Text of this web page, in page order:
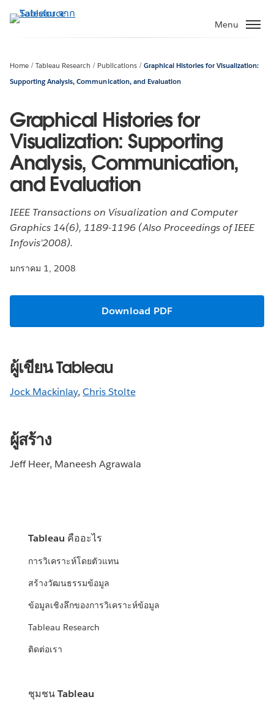
ไป
หลัก
Menu
Home Tableau Research Publications
Graphical Histories for Visualization:
Supporting Analysis, Communication, and Evaluation
Graphical Histories for
Visualization: Supporting
Analysis, Communication,
and Evaluation
IEEE Transactions on Visualization and Computer
Graphics 14(6), 1189-1196 (Also Proceedings of IEEE
Infovis’2008).
มกราคม 1, 2008
Download PDF
ผู้เขียน Tableau
Jock Mackinlay,Chris Stolte
ผู้สร้าง
Jeff Heer, Maneesh Agrawala
Tableau คืออะไร
การวิเคราะห์โดยตัวแทน
สร้างวัฒนธรรมข้อมูล
ข้อมูลเชิงลึกของการวิเคราะห์ข้อมูล
Tableau Research
ติดต่อเรา
ชุมชน Tableau